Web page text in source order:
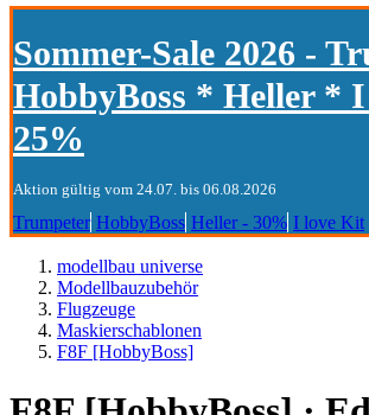
Sommer-Sale 2026 -
HobbyBoss * Heller *
25%
Aktion gültig vom 24.07. bis 06.08.2026
Trumpeter HobbyBoss Heller - 30% I love Kit
modellbau universe
Modellbauzubehör
Flugzeuge
Maskierschablonen
F8F [HobbyBoss]